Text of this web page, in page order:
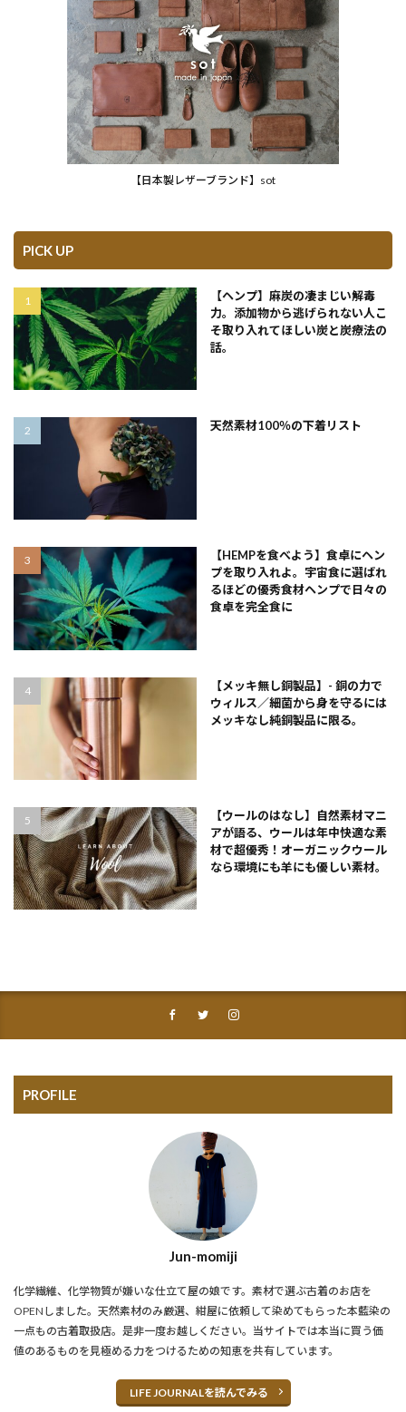
【日本製レザーブランド】sot
PICK UP
【ヘンプ】麻炭の凄まじい解毒
力。添加物から逃げられない人こ
そ取り入れてほしい炭と炭療法の
話。
天然素材100％の下着リスト
【HEMPを食べよう】食卓にヘン
プを取り入れよ。宇宙食に選ばれ
るほどの優秀食材ヘンプで日々の
食卓を完全食に
【メッキ無し銅製品】- 銅の力で
ウィルス／細菌から身を守るには
メッキなし純銅製品に限る。
【ウールのはなし】自然素材マニ
アが語る、ウールは年中快適な素
材で超優秀！オーガニックウール
なら環境にも羊にも優しい素材。
PROFILE
Jun-momiji
化学繊維、化学物質が嫌いな仕立て屋の娘です。素材で選ぶ古着のお店を
OPENしました。天然素材のみ厳選、紺屋に依頼して染めてもらった本藍染の
一点もの古着取扱店。是非一度お越しください。当サイトでは本当に買う価
値のあるものを見極める力をつけるための知恵を共有しています。
LIFE JOURNALを読んでみる